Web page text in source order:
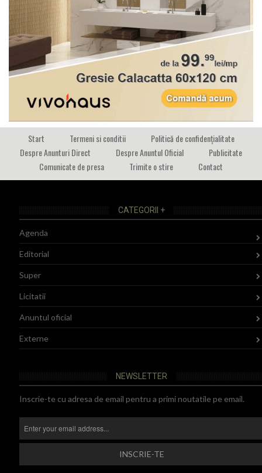
Start Termeni si conditii
Politică de confidențialitate
Despre Anunturi Direct
Despre Anuntul Oficial
Publicitate
Comunicate de presa
Trimite o stire Contact
CATEGORII +
Agenda
Editorial
Super
Licitatii
Anuntul oficial
Externe
NEWSLETTER
Inscrie-te cu adresa de email pentru a primi noutatile pe email.